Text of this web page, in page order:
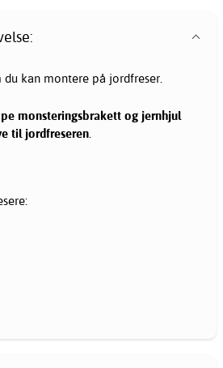
kan montere på jordfreser.
monsteringsbrakett og jernhjul
til jordfreseren.